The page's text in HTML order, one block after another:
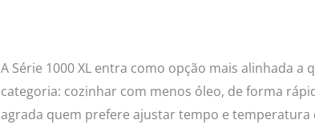
A Série 1000 XL entra como opção mais alinhada
categoria: cozinhar com menos óleo, de forma
agrada quem prefere ajustar tempo e